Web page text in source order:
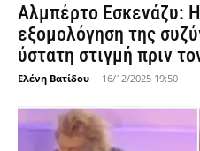
Αλμπέρτο Εσκενάζυ: Η
εξομολόγηση της
ύστατη στιγμή πριν
Ελένη Βατίδου - 16/12/2025 19:50